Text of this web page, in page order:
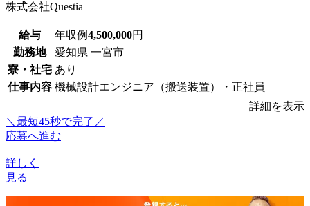
株式会社Questia
給与 年収例4,500,000円
勤務地
愛知県 一宮市
寮・社宅 あり
仕事内容 機械設計エンジニア（搬送装置）・正社員
詳細を表示
＼最短45秒で完了／
応募へ進む
詳しく
見る